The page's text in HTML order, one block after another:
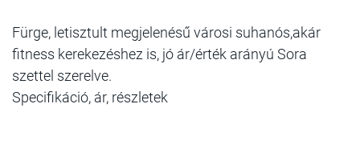
Fürge, letisztult megjelenésű városi suhanós,akár
fitness kerekezéshez is, jó ár/érték arányú Sora
szettel szerelve.
Specifikáció, ár, részletek